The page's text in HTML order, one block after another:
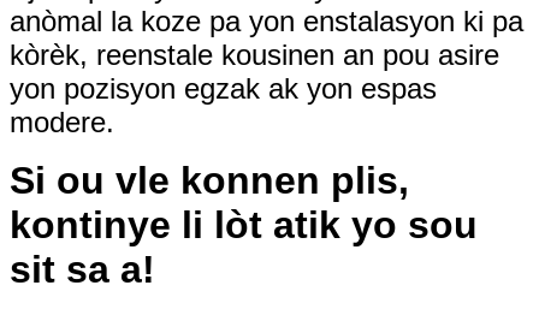
anòmal la koze pa yon enstalasyon ki pa
kòrèk, reenstale kousinen an pou asire
yon pozisyon egzak ak yon espas
modere.
Si ou vle konnen plis,
kontinye li lòt atik yo sou
sit sa a!